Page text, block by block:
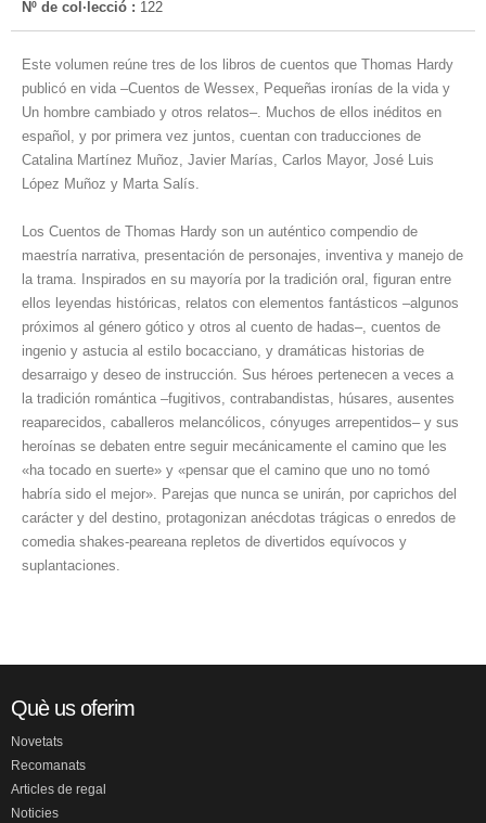
Nº de col·lecció : 122
Este volumen reúne tres de los libros de cuentos que Thomas Hardy
publicó en vida –Cuentos de Wessex, Pequeñas ironías de la vida y
Un hombre cambiado y otros relatos–. Muchos de ellos inéditos en
español, y por primera vez juntos, cuentan con traducciones de
Catalina Martínez Muñoz, Javier Marías, Carlos Mayor, José Luis
López Muñoz y Marta Salís.
Los Cuentos de Thomas Hardy son un auténtico compendio de
maestría narrativa, presentación de personajes, inventiva y manejo de
la trama. Inspirados en su mayoría por la tradición oral, figuran entre
ellos leyendas históricas, relatos con elementos fantásticos –algunos
próximos al género gótico y otros al cuento de hadas–, cuentos de
ingenio y astucia al estilo bocacciano, y dramáticas historias de
desarraigo y deseo de instrucción. Sus héroes pertenecen a veces a
la tradición romántica –fugitivos, contrabandistas, húsares, ausentes
reaparecidos, caballeros melancólicos, cónyuges arrepentidos– y sus
heroínas se debaten entre seguir mecánicamente el camino que les
«ha tocado en suerte» y «pensar que el camino que uno no tomó
habría sido el mejor». Parejas que nunca se unirán, por caprichos del
carácter y del destino, protagonizan anécdotas trágicas o enredos de
comedia shakes-peareana repletos de divertidos equívocos y
suplantaciones.
Què us oferim
Novetats
Recomanats
Articles de regal
Noticies